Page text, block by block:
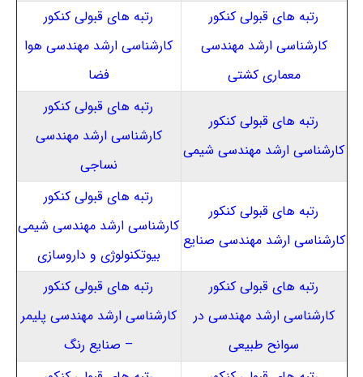
رتبه های قبولی کنکور
کارشناسی ارشد مهندسی
معماری کشتی
رتبه های قبولی کنکور
کارشناسی ارشد مهندسی هوا
فضا
رتبه های قبولی کنکور
کارشناسی ارشد مهندسی شیمی
رتبه های قبولی کنکور
کارشناسی ارشد مهندسی
نساجی
رتبه های قبولی کنکور
کارشناسی ارشد مهندسی‌ صنایع
رتبه های قبولی کنکور
کارشناسی ارشد مهندسی شیمی
بیوتکنولوژی و داروسازی
رتبه های قبولی کنکور
کارشناسی ارشد مهندسی در
سوانح طبیعی
رتبه های قبولی کنکور
کارشناسی ارشد مهندسی پلیمر
– صنایع رنگ